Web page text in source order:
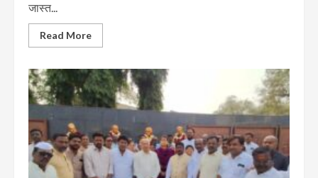
जास्त...
Read More